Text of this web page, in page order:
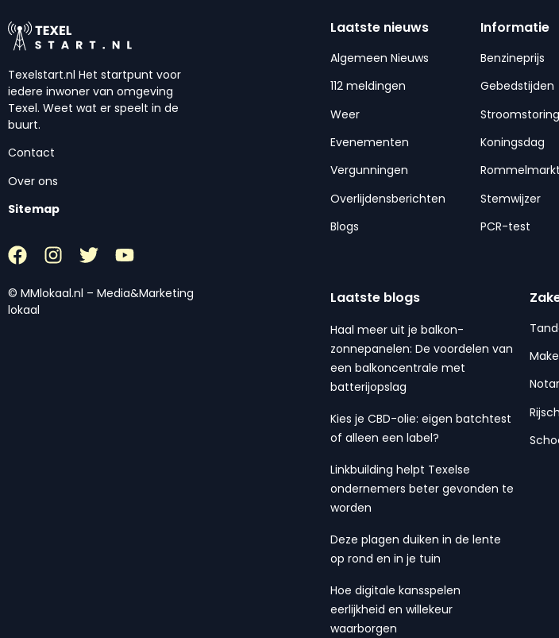
Texelstart.nl Het startpunt voor
iedere inwoner van omgeving
Texel. Weet wat er speelt in de
buurt.
Contact
Over ons
Sitemap
© MMlokaal.nl – Media&Marketing
lokaal
Laatste nieuws
Algemeen Nieuws
112 meldingen
Weer
Evenementen
Vergunningen
Overlijdensberichten
Blogs
Informatie
Benzineprijs
Gebedstijden
Stroomstoring
Koningsdag
Rommelmarkt
Stemwijzer
PCR-test
Laatste blogs
Haal meer uit je balkon-
zonnepanelen: De voordelen van
een balkoncentrale met
batterijopslag
Kies je CBD-olie: eigen batchtest
of alleen een label?
Linkbuilding helpt Texelse
ondernemers beter gevonden te
worden
Deze plagen duiken in de lente
op rond en in je tuin
Hoe digitale kansspelen
eerlijkheid en willekeur
waarborgen